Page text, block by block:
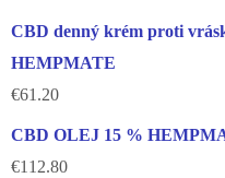
CBD denný krém proti
HEMPMATE
€61.20
CBD OLEJ 15 %
€112.80